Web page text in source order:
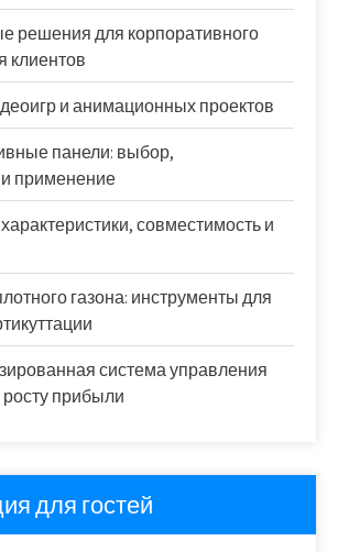
решения для корпоративного
клиентов
и анимационных проектов
панели: выбор,
применение
совместимость и
газона: инструменты для
система управления
росту прибыли
для гостей